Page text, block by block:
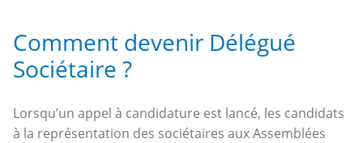
Comment devenir Délégué
Sociétaire ?
Lorsqu’un appel à candidature est lancé, les candidats
à la représentation des sociétaires aux Assemblées